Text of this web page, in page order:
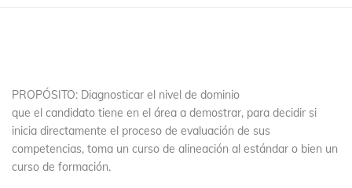
PROPÓSITO: Diagnosticar el nivel de dominio
que el candidato tiene en el área a demostrar, para decidir si
inicia directamente el proceso de evaluación de sus
competencias, toma un curso de alineación al estándar o bien un
curso de formación.